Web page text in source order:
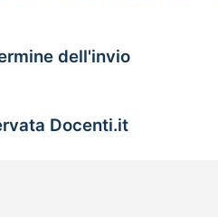
dell'invio
Docenti.it